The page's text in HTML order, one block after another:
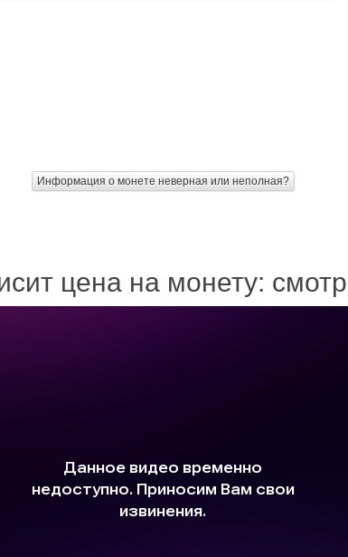
Информация о монете неверная или неполная?
цена на монету: